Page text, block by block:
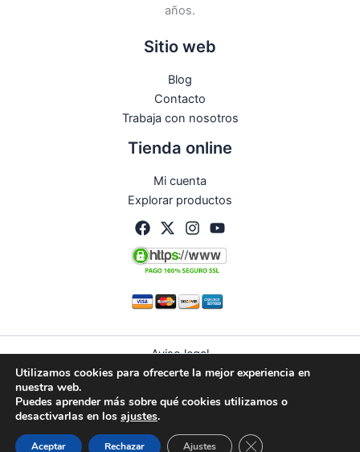
años.
Sitio web
Blog
Contacto
Trabaja con nosotros
Tienda online
Mi cuenta
Explorar productos
Aviso legal
Política de privacidad
Política de devoluciones y reembolsos
Política de cookies (UE)
Utilizamos cookies para ofrecerte la mejor experiencia en
nuestra web.
Puedes aprender más sobre qué cookies utilizamos o
desactivarlas en los ajustes.
Aceptar Rechazar Ajustes Cerrar el banner de
Guardias Citas WhatsApp